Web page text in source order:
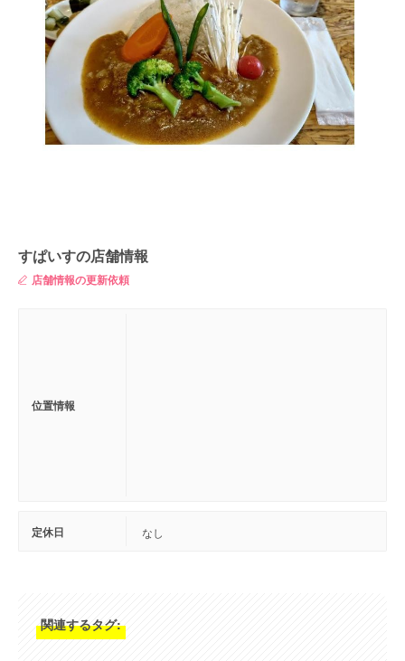
すぱいすの店舗情報
店舗情報の更新依頼
位置情報
定休日 なし
関連するタグ: